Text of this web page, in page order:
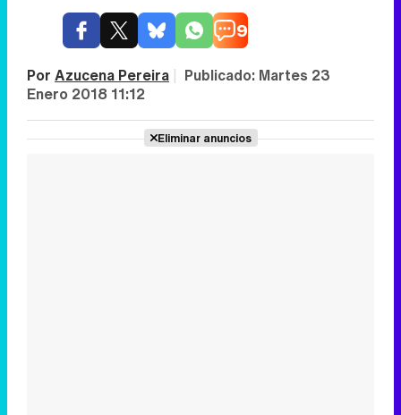
9
Por Azucena Pereira | Publicado: Martes 23
Enero 2018 11:12
Eliminar anuncios